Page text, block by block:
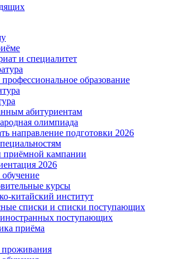
и специалитет
образование
абитуриентам
олимпиада
направление подготовки 2026
приёмной кампании
2026
курсы
китайский институт
списки и списки поступающих
поступающих
приёма
проживания